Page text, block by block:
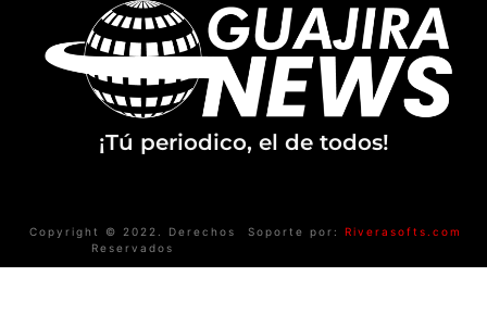
¡Tú periodico, el de todos!
Copyright © 2022. Derechos
Reservados
Soporte por: Riverasofts.com